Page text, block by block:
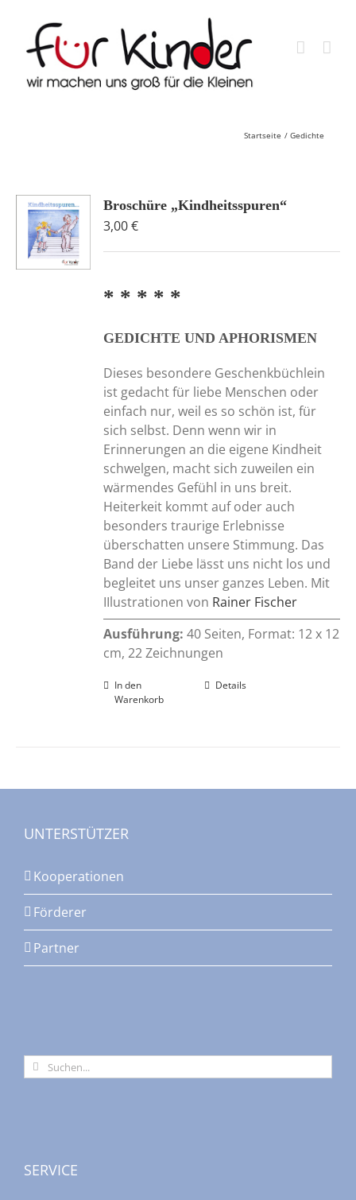
content
Startseite Gedichte
Broschüre „Kindheitsspuren“
3,00€
* * * * *
GEDICHTE UND APHORISMEN
Dieses besondere Geschenkbüchlein
ist gedacht für liebe Menschen oder
einfach nur, weil es so schön ist, für
sich selbst. Denn wenn wir in
Erinnerungen an die eigene Kindheit
schwelgen, macht sich zuweilen ein
wärmendes Gefühl in uns breit.
Heiterkeit kommt auf oder auch
besonders traurige Erlebnisse
überschatten unsere Stimmung. Das
Band der Liebe lässt uns nicht los und
begleitet uns unser ganzes Leben. Mit
IIlustrationen von Rainer Fischer
Ausführung: 40 Seiten, Format: 12 x 12
cm, 22 Zeichnungen
In den
Warenkorb
Details
UNTERSTÜTZER
Kooperationen
Förderer
Partner
Suche
nach:
SERVICE